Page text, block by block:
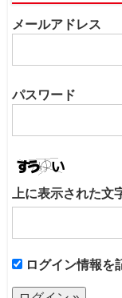
メールアドレス
パスワード
上に表示された文
ログイン情報を